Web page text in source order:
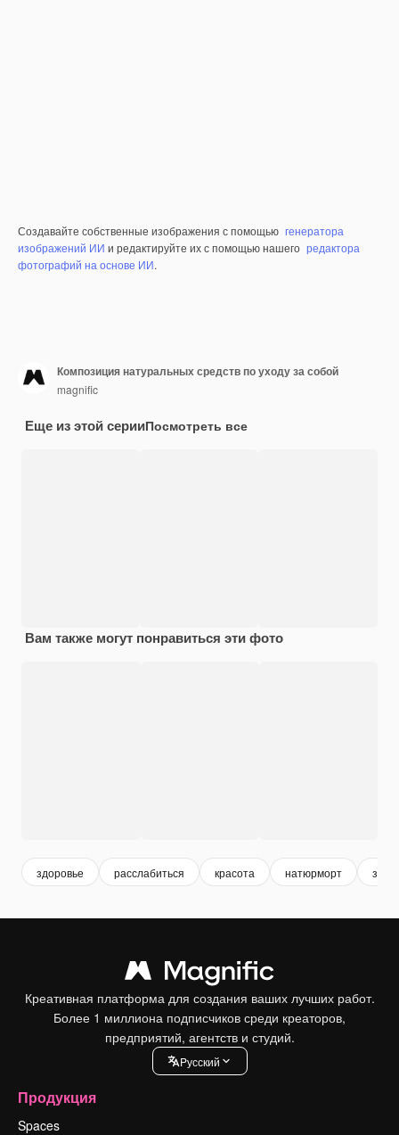
Создавайте собственные изображения с помощью генератора
изображений ИИ и редактируйте их с помощью нашего редактора
фотографий на основе ИИ.
Композиция натуральных средств по уходу за собой
magnific
Еще из этой серииПосмотреть все
Вам также могут понравиться эти фото
здоровье расслабиться красота натюрморт
Креативная платформа для создания ваших лучших работ.
Более 1 миллиона подписчиков среди креаторов,
предприятий, агентств и студий.
Pусский
Продукция
Spaces